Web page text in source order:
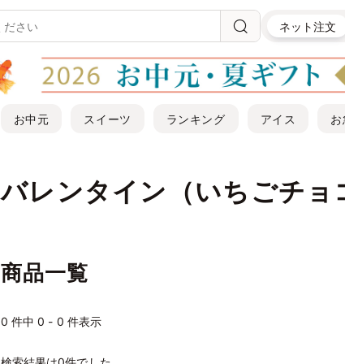
ネット注文
お中元 スイーツ ランキング アイス お
バレンタイン（いちごチョ
商品一覧
0 件中 0 - 0 件表示